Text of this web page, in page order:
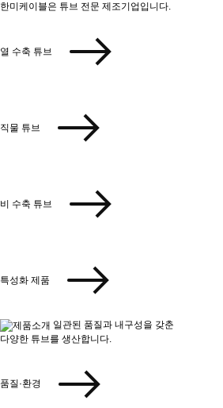
한미케이블은 튜브 전문 제조기업입니다.
열 수축 튜브
직물 튜브
비 수축 튜브
특성화 제품
일관된 품질과 내구성을 갖춘
다양한 튜브를 생산합니다.
품질·환경